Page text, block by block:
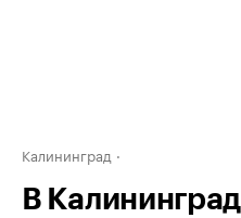
Калининград
В